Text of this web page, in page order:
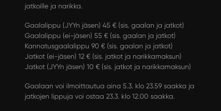
jatkoille ja narikka.
Gaalalippu (JYYn jäsen) 45 € (sis. gaalan ja jatkot)
Gaalalippu (ei-jäsen) 55 € (sis. gaalan ja jatkot)
Kannatusgaalalippu 90 € (sis. gaalan ja jatkot)
Jatkot (ei-jäsen) 12 € (sis. jatkot ja narikkamaksun)
Jatkot (JYYn jäsen) 10 € (sis. jatkot ja narikkamaksun)
Gaalaan voi ilmoittautua aina 5.3. klo 23.59 saakka ja
jatkojen lippuja voi ostaa 23.3. klo 12.00 saakka.